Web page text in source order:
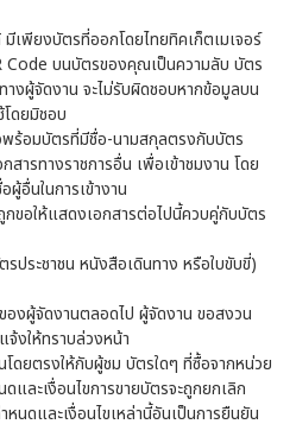
มีเพียงบัตรที่ออกโดยไทยทิคเก็ตเมเจอร์
Code บนบัตรของคุณเป็นความลับ บัตร
างผู้จัดงาน จะไม่รับผิดชอบหากข้อมูลบน
ดยมิชอบ
ร้อมบัตรที่มีชื่อ-นามสกุลตรงกับบัตร
สารทางราชการอื่น เพื่อเข้าชมงาน โดย
ผู้อื่นในการเข้างาน
กขอให้แสดงเอกสารต่อไปนี้ควบคู่กับบัตร
ประชาชน หนังสือเดินทาง หรือใบขับขี่)
งผู้จัดงานตลอดไป ผู้จัดงาน ขอสงวน
งให้ทราบล่วงหน้า
ดยตรงให้กับผู้ชม บัตรใดๆ ที่ซื้อจากหน่วย
และเงื่อนไขการขายบัตรจะถูกยกเลิก
นดและเงื่อนไขเหล่านี้อันเป็นการยืนยัน